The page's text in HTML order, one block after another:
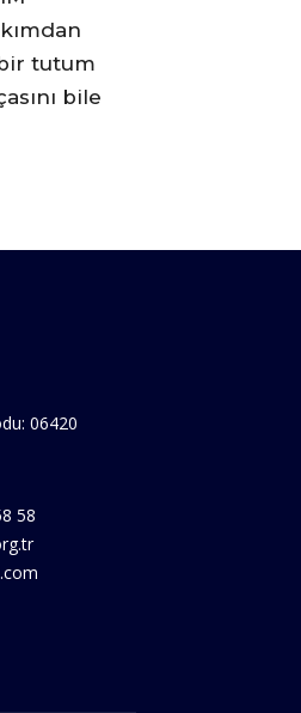
tutum
bile
06420
58